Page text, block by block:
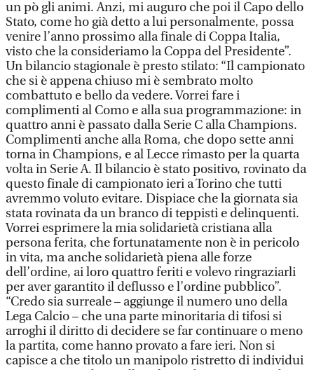
un pò gli animi. Anzi, mi auguro che poi il Capo dello
Stato, come ho già detto a lui personalmente, possa
venire l’anno prossimo alla finale di Coppa Italia,
visto che la consideriamo la Coppa del Presidente”.
Un bilancio stagionale è presto stilato: “Il campionato
che si è appena chiuso mi è sembrato molto
combattuto e bello da vedere. Vorrei fare i
complimenti al Como e alla sua programmazione: in
quattro anni è passato dalla Serie C alla Champions.
Complimenti anche alla Roma, che dopo sette anni
torna in Champions, e al Lecce rimasto per la quarta
volta in Serie A. Il bilancio è stato positivo, rovinato da
questo finale di campionato ieri a Torino che tutti
avremmo voluto evitare. Dispiace che la giornata sia
stata rovinata da un branco di teppisti e delinquenti.
Vorrei esprimere la mia solidarietà cristiana alla
persona ferita, che fortunatamente non è in pericolo
in vita, ma anche solidarietà piena alle forze
dell’ordine, ai loro quattro feriti e volevo ringraziarli
per aver garantito il deflusso e l’ordine pubblico”.
“Credo sia surreale – aggiunge il numero uno della
Lega Calcio – che una parte minoritaria di tifosi si
arroghi il diritto di decidere se far continuare o meno
la partita, come hanno provato a fare ieri. Non si
capisce a che titolo un manipolo ristretto di individui